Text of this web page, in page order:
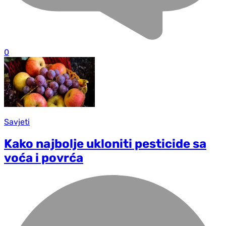
0
Savjeti
Kako najbolje ukloniti pesticide sa
voća i povrća